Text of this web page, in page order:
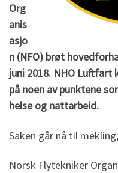
Org
anis
asjo
n (NFO) brøt
juni 2018. NHO Luftfart
på noen av punktene
helse og nattarbeid.
Saken går nå til
Norsk Flytekniker